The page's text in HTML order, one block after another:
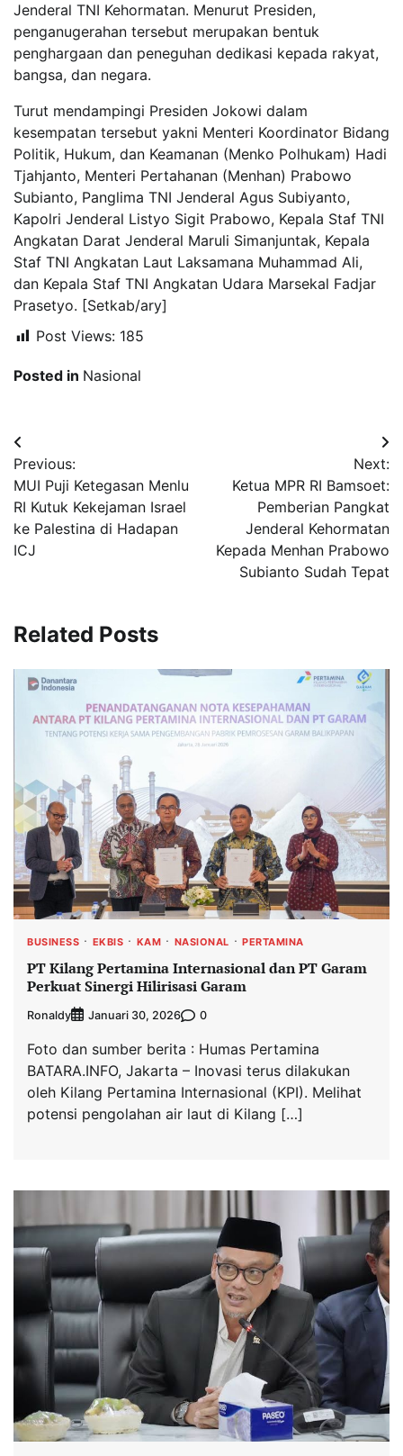
Jenderal TNI Kehormatan. Menurut Presiden,
penganugerahan tersebut merupakan bentuk
penghargaan dan peneguhan dedikasi kepada rakyat,
bangsa, dan negara.
Turut mendampingi Presiden Jokowi dalam
kesempatan tersebut yakni Menteri Koordinator Bidang
Politik, Hukum, dan Keamanan (Menko Polhukam) Hadi
Tjahjanto, Menteri Pertahanan (Menhan) Prabowo
Subianto, Panglima TNI Jenderal Agus Subiyanto,
Kapolri Jenderal Listyo Sigit Prabowo, Kepala Staf TNI
Angkatan Darat Jenderal Maruli Simanjuntak, Kepala
Staf TNI Angkatan Laut Laksamana Muhammad Ali,
dan Kepala Staf TNI Angkatan Udara Marsekal Fadjar
Prasetyo. [Setkab/ary]
Post Views: 185
Posted in Nasional
Navigasi
pos
Previous:
MUI Puji Ketegasan Menlu
RI Kutuk Kekejaman Israel
ke Palestina di Hadapan
ICJ
Next:
Ketua MPR RI Bamsoet:
Pemberian Pangkat
Jenderal Kehormatan
Kepada Menhan Prabowo
Subianto Sudah Tepat
Related Posts
BUSINESS EKBIS KAM NASIONAL PERTAMINA
PT Kilang Pertamina Internasional dan PT Garam
Perkuat Sinergi Hilirisasi Garam
Ronaldy Januari 30, 2026 0
Foto dan sumber berita : Humas Pertamina
BATARA.INFO, Jakarta – Inovasi terus dilakukan
oleh Kilang Pertamina Internasional (KPI). Melihat
potensi pengolahan air laut di Kilang […]